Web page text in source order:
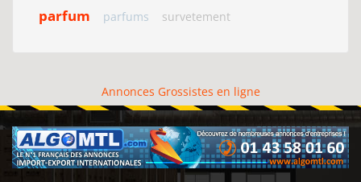
parfum parfums survetement
Annonces Grossistes en ligne